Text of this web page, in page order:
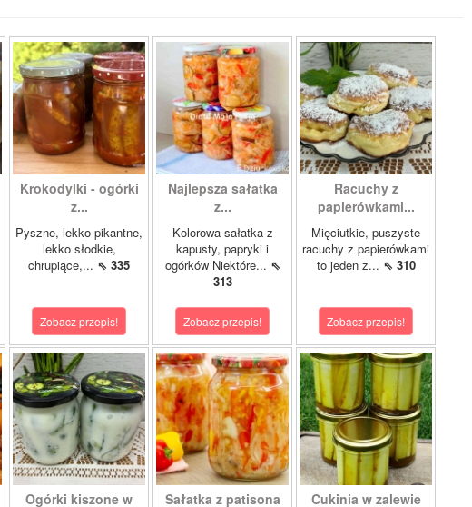
Krokodylki - ogórki
z...
Pyszne, lekko pikantne,
lekko słodkie,
chrupiące,... ⇖ 335
Zobacz przepis!
Najlepsza sałatka
z...
Kolorowa sałatka z
kapusty, papryki i
ogórków Niektóre... ⇖
313
Zobacz przepis!
Racuchy z
papierówkami...
Mięciutkie, puszyste
racuchy z papierówkami
to jeden z... ⇖ 310
Zobacz przepis!
Ogórki kiszone w Sałatka z patisona Cukinia w zalewie